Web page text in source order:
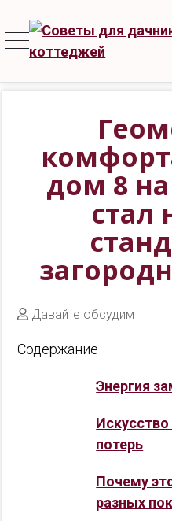
дом 8
стал
Давайте обсудим
Содержание
Энергия
Искусство
потерь
Почему
разных